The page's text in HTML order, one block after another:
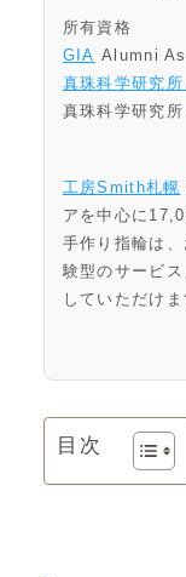
所有資格
GIA Alumni
真珠科学研究
真珠科学研究
工房Smith札幌
アを中心に
手作り指輪は
験型のサービ
していただけま
目次